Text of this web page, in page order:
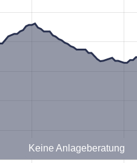
Keine Anlageberatung